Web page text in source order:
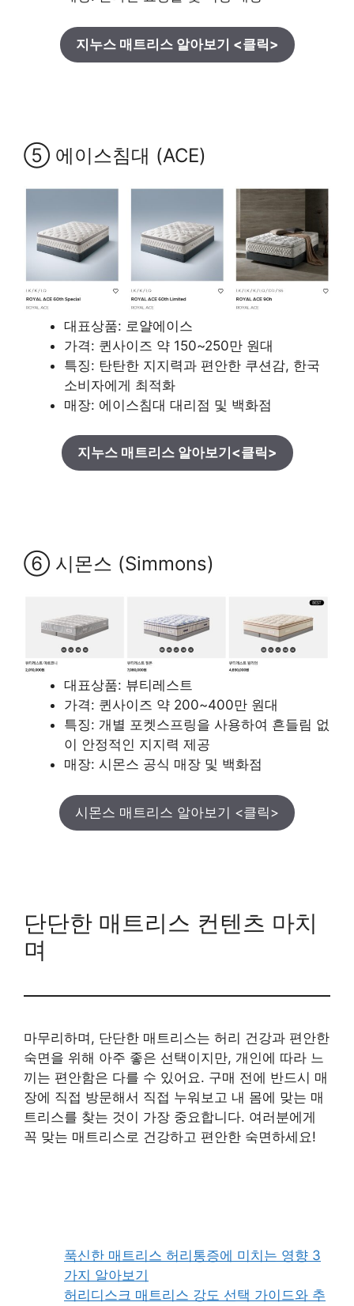
지누스 매트리스 알아보기 <클릭>
⑤ 에이스침대 (ACE)
대표상품: 로얄에이스
가격: 퀸사이즈 약 150~250만 원대
특징: 탄탄한 지지력과 편안한 쿠션감, 한국
소비자에게 최적화
매장: 에이스침대 대리점 및 백화점
지누스 매트리스 알아보기<클릭>
⑥ 시몬스 (Simmons)
대표상품: 뷰티레스트
가격: 퀸사이즈 약 200~400만 원대
특징: 개별 포켓스프링을 사용하여 흔들림 없
이 안정적인 지지력 제공
매장: 시몬스 공식 매장 및 백화점
시몬스 매트리스 알아보기 <클릭>
단단한 매트리스 컨텐츠 마치
며
마무리하며, 단단한 매트리스는 허리 건강과 편안한
숙면을 위해 아주 좋은 선택이지만, 개인에 따라 느
끼는 편안함은 다를 수 있어요. 구매 전에 반드시 매
장에 직접 방문해서 직접 누워보고 내 몸에 맞는 매
트리스를 찾는 것이 가장 중요합니다. 여러분에게
꼭 맞는 매트리스로 건강하고 편안한 숙면하세요!
푹신한 매트리스 허리통증에 미치는 영향 3
가지 알아보기
허리디스크 매트리스 강도 선택 가이드와 추